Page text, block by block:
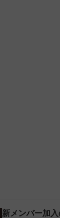
新メンバー加